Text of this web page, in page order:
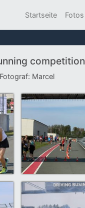
Startseite Fotos
competition
Marcel